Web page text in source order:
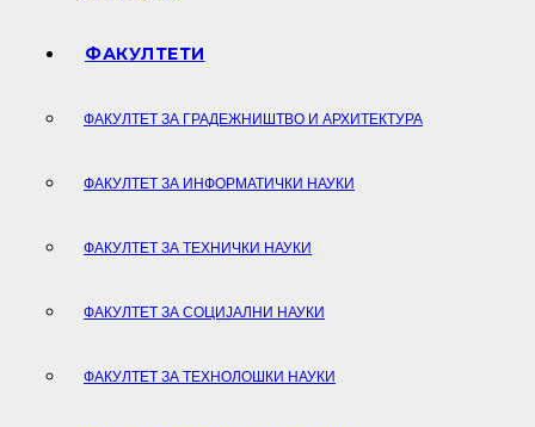
ФАКУЛТЕТИ
ФАКУЛТЕТ ЗА ГРАДЕЖНИШТВО И АРХИТЕКТУРА
ФАКУЛТЕТ ЗА ИНФОРМАТИЧКИ НАУКИ
ФАКУЛТЕТ ЗА ТЕХНИЧКИ НАУКИ
ФАКУЛТЕТ ЗА СОЦИЈАЛНИ НАУКИ
ФАКУЛТЕТ ЗА ТЕХНОЛОШКИ НАУКИ